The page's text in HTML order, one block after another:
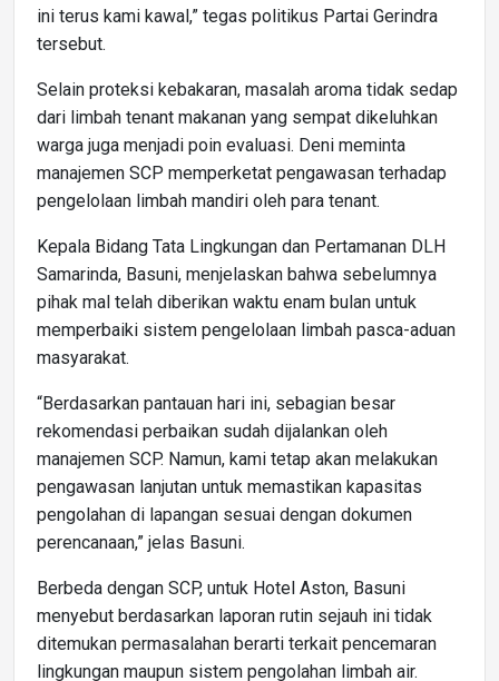
ini terus kami kawal,” tegas politikus Partai Gerindra
tersebut.
Selain proteksi kebakaran, masalah aroma tidak sedap
dari limbah tenant makanan yang sempat dikeluhkan
warga juga menjadi poin evaluasi. Deni meminta
manajemen SCP memperketat pengawasan terhadap
pengelolaan limbah mandiri oleh para tenant.
Kepala Bidang Tata Lingkungan dan Pertamanan DLH
Samarinda, Basuni, menjelaskan bahwa sebelumnya
pihak mal telah diberikan waktu enam bulan untuk
memperbaiki sistem pengelolaan limbah pasca-aduan
masyarakat.
“Berdasarkan pantauan hari ini, sebagian besar
rekomendasi perbaikan sudah dijalankan oleh
manajemen SCP. Namun, kami tetap akan melakukan
pengawasan lanjutan untuk memastikan kapasitas
pengolahan di lapangan sesuai dengan dokumen
perencanaan,” jelas Basuni.
Berbeda dengan SCP, untuk Hotel Aston, Basuni
menyebut berdasarkan laporan rutin sejauh ini tidak
ditemukan permasalahan berarti terkait pencemaran
lingkungan maupun sistem pengolahan limbah air.